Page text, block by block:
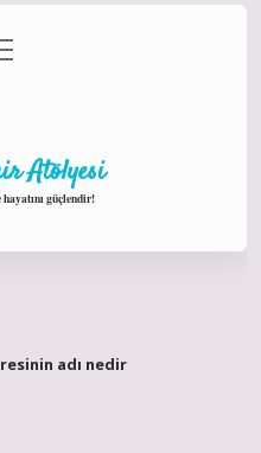
Atölyesi
güçlendir!
adı nedir